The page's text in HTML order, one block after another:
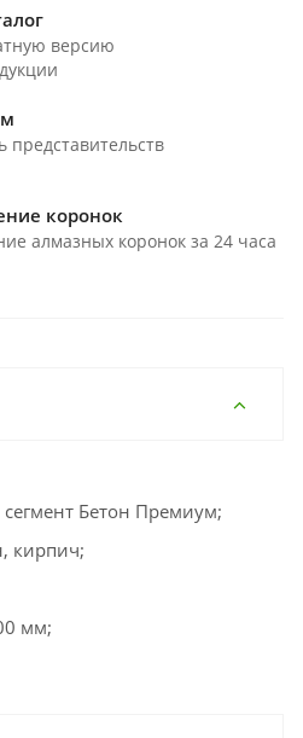
версию
представительств
коронок
алмазных коронок за 24 часа
Бетон Премиум;
кирпич;
мм;